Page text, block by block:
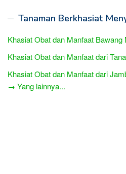
Tanaman Berkhasiat
Khasiat Obat dan Manfaat Bawang
Khasiat Obat dan Manfaat dari
Khasiat Obat dan Manfaat dari
→ Yang lainnya...